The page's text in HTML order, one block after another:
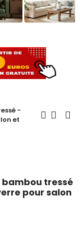
-
et
tressé
pour salon